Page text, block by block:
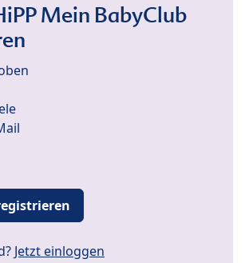
Mein BabyClub
Jetzt einloggen